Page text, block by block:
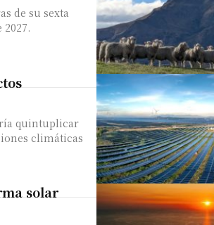
de su sexta
quintuplicar
climáticas
solar